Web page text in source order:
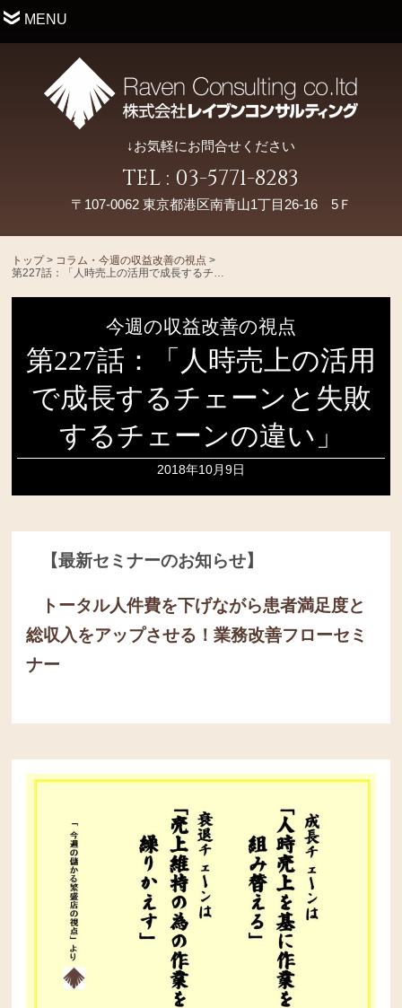
MENU
↓お気軽にお問合せください
TEL : 03-5771-8283
〒107-0062 東京都港区南青山1丁目26-16 5Ｆ
トップ> コラム・今週の収益改善の視点 >
今週の収益改善の視点
第227話：「人時売上の活用
で成長するチェーンと失敗
するチェーンの違い」
2018年10月9日
【最新セミナーのお知らせ】
トータル人件費を下げながら患者満足度と
総収入をアップさせる！業務改善フローセミ
ナー